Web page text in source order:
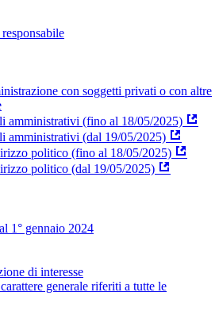
con soggetti privati o con altre
amministrativi (fino al 18/05/2025)
amministrativi (dal 19/05/2025)
politico (fino al 18/05/2025)
politico (dal 19/05/2025)
1° gennaio 2024
di interesse
generale riferiti a tutte le